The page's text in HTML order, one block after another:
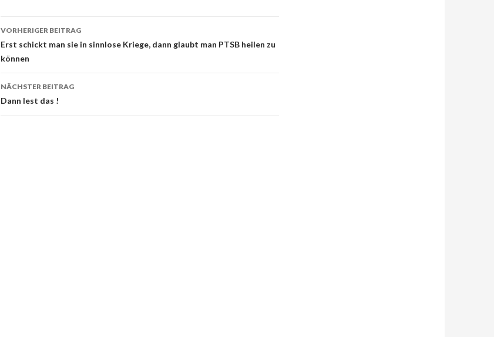
Beitrags-
Navigation
VORHERIGER BEITRAG
Erst schickt man sie in sinnlose Kriege, dann glaubt man PTSB heilen zu
können
NÄCHSTER BEITRAG
Dann lest das !